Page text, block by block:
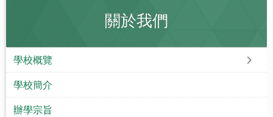
關於我們
學校概覽
學校簡介
辦學宗旨